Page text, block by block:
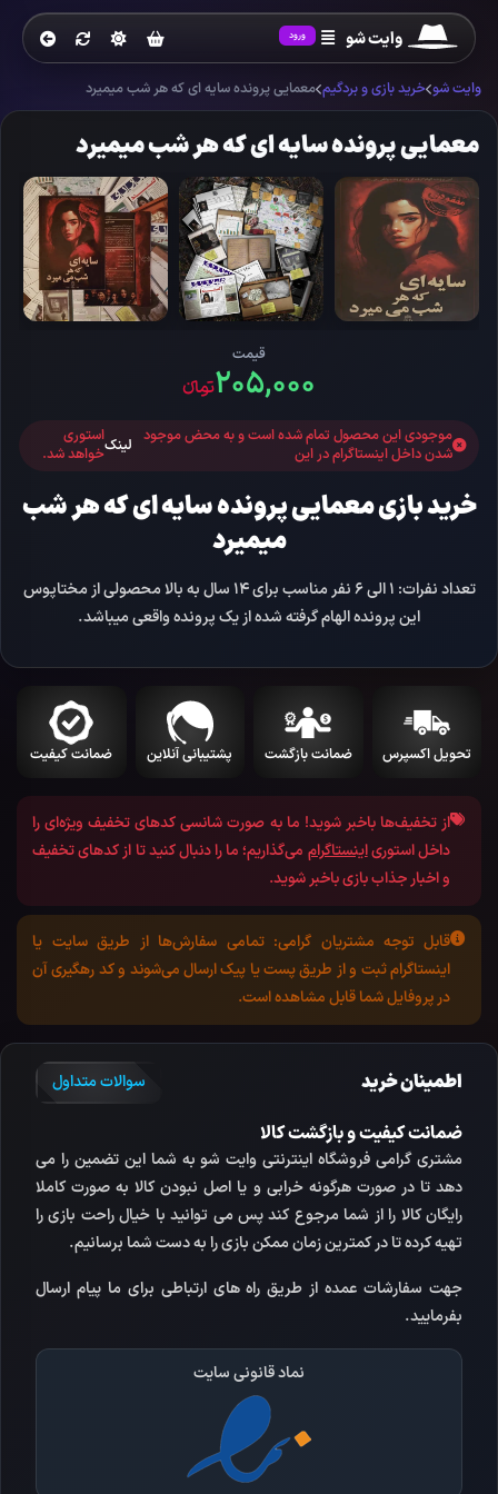
وایت شو ورود
وایت شو خرید بازی و بردگیم معمایی پرونده سایه ای که هر شب میمیرد
معمایی پرونده سایه ای که هر شب میمیرد
قیمت
۲۰۵,۰۰۰تومانءء
موجودی این محصول تمام شده است و به محض موجود
شدن داخل اینستاگرام در این
لینکاستوری
خواهد شد.
خرید بازی معمایی پرونده سایه ای که هر شب
میمیرد
تعداد نفرات: 1 الی 6 نفر مناسب برای 14 سال به بالا محصولی از مختاپوس
این پرونده الهام گرفته شده از یک پرونده واقعی میباشد.
تحویل اکسپرس ضمانت بازگشت پشتیبانی آنلاین ضمانت کیفیت
از تخفیف‌ها باخبر شوید! ما به صورت شانسی کد‌های تخفیف ویژه‌ای را
داخل استوریاینستاگرام می‌گذاریم؛ ما را دنبال کنید تا از کد‌های تخفیف
و اخبار جذاب بازی باخبر شوید.
قابل توجه مشتریان گرامی: تمامی سفارش‌ها از طریق سایت یا
اینستاگرام ثبت و از طریق پست یا پیک ارسال می‌شوند و کد رهگیری آن
در پروفایل شما قابل مشاهده است.
اطمینان خرید سوالات متداول
ضمانت کیفیت و بازگشت کالا
مشتری گرامی فروشگاه اینترنتی وایت شو به شما این تضمین را می
دهد تا در صورت هرگونه خرابی و یا اصل نبودن کالا به صورت کاملا
رایگان کالا را از شما مرجوع کند پس می توانید با خیال راحت بازی را
تهیه کرده تا در کمترین زمان ممکن بازی را به دست شما برسانیم.
جهت سفارشات عمده از طریق راه های ارتباطی برای ما پیام ارسال
بفرمایید.
نماد قانونی سایت